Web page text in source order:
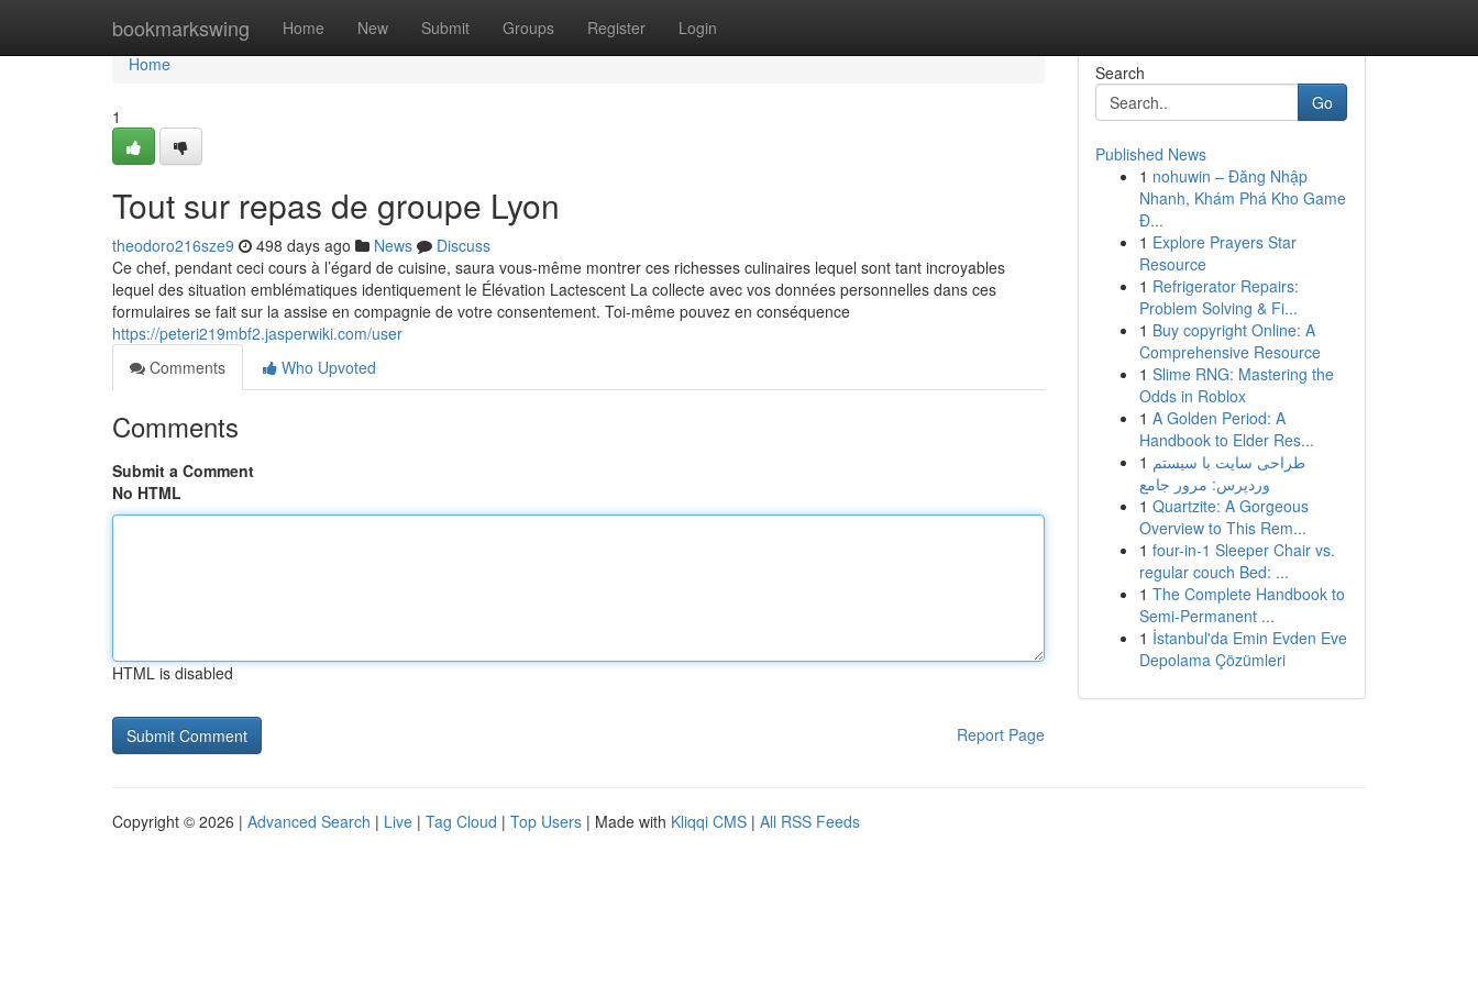
bookmarkswing Home New Submit Groups Register Login
Home
Home
1
Tout sur repas de groupe Lyon
theodoro216sze9 498 days ago News
Discuss
Ce chef, pendant ceci cours à l’égard de cuisine, saura vous-même montrer ces richesses culinaires lequel sont tant incroyables
lequel des situation emblématiques identiquement le Élévation Lactescent La collecte avec vos données personnelles dans ces
formulaires se fait sur la assise en compagnie de votre consentement. Toi-même pouvez en conséquence
https://peteri219mbf2.jasperwiki.com/user
Comments
Who Upvoted
Comments
Submit a Comment
No HTML
HTML is disabled
Report Page
Search
Go
Published News
1 nohuwin – Đăng Nhập
Nhanh, Khám Phá Kho Game
Đ...
1 Explore Prayers Star
Resource
1 Refrigerator Repairs:
Problem Solving & Fi...
1 Buy copyright Online: A
Comprehensive Resource
1 Slime RNG: Mastering the
Odds in Roblox
1 A Golden Period: A
Handbook to Elder Res...
1 طراحی سایت با سیستم
وردپرس: مرور جامع
1 Quartzite: A Gorgeous
Overview to This Rem...
1 four-in-1 Sleeper Chair vs.
regular couch Bed: ...
1 The Complete Handbook to
Semi-Permanent ...
1 İstanbul'da Emin Evden Eve
Depolama Çözümleri
Copyright © 2026 | Advanced Search | Live | Tag Cloud | Top Users | Made with Kliqqi CMS | All RSS Feeds